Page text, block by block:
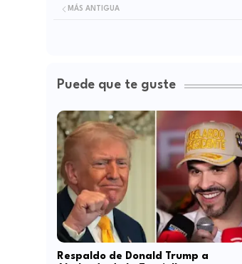
MÁS ANTIGUA
Puede que te guste
Respaldo de Donald Trump a